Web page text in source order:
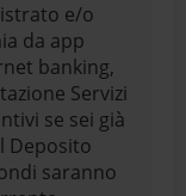
e/o
da app
banking,
Servizi
se sei già
Deposito
saranno